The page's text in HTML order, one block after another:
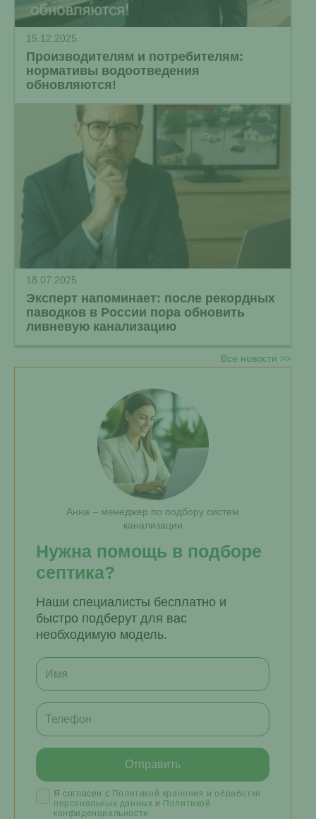
15.12.2025
Производителям и потребителям:
нормативы водоотведения
обновляются!
18.07.2025
Эксперт напоминает: после рекордных
паводков в России пора обновить
ливневую канализацию
Все новости >>
Анна – менеджер по подбору систем
канализации
Нужна помощь в подборе
септика?
Наши специалисты бесплатно и
быстро подберут для вас
необходимую модель.
Я согласен с Политикой хранения и обработки
персональных данных и Политикой
конфиденциальности